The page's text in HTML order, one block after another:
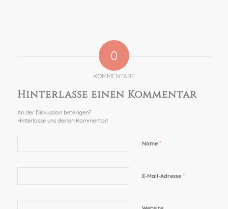
0
KOMMENTARE
Hinterlasse einen Kommentar
An der Diskussion beteiligen?
Hinterlasse uns deinen Kommentar!
Name *
E-Mail-Adresse *